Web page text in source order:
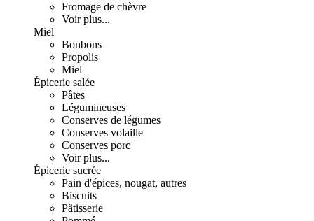
Fromage de chèvre
Voir plus...
Miel
Bonbons
Propolis
Miel
Épicerie salée
Pâtes
Légumineuses
Conserves de légumes
Conserves volaille
Conserves porc
Voir plus...
Épicerie sucrée
Pain d'épices, nougat, autres
Biscuits
Pâtisserie